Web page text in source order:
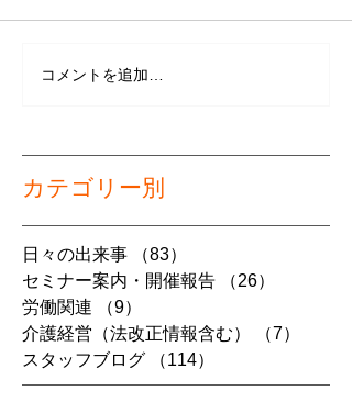
コメントを追加…
カテゴリー別
日々の出来事 （83）
セミナー案内・開催報告
（26）
労働関連
（9）
介護経営（法改正情報含む）
（7）
スタッフブログ
（114）